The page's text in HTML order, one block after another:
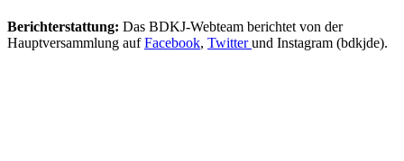
Berichterstattung: Das BDKJ-Webteam berichtet von der
Hauptversammlung aufFacebook, Twitterund Instagram (bdkjde).